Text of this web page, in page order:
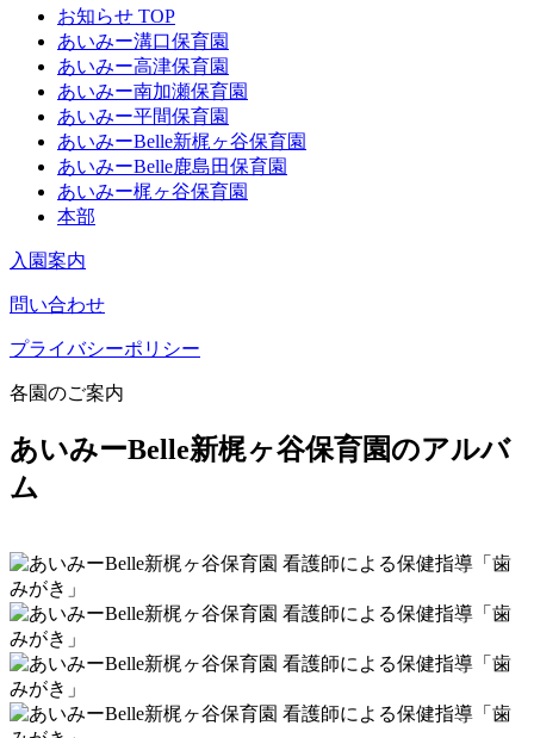
お知らせ TOP
あいみー溝口保育園
あいみー高津保育園
あいみー南加瀬保育園
あいみー平間保育園
あいみーBelle新梶ヶ谷保育園
あいみーBelle鹿島田保育園
あいみー梶ヶ谷保育園
本部
入園案内
問い合わせ
プライバシーポリシー
各園のご案内
あいみーBelle新梶ヶ谷保育園のアルバ
ム